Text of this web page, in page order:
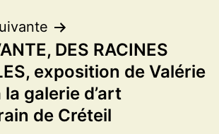
DES RACINES
exposition de Valérie
galerie d’art
de Créteil